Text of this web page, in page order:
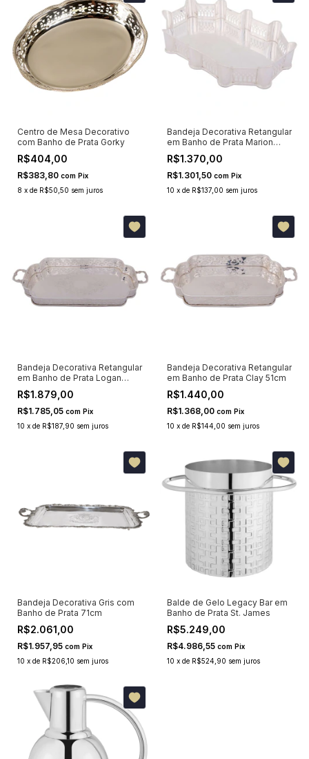
Centro de Mesa Decorativo
com Banho de Prata Gorky
R$404,00
R$383,80 com Pix
8 x de R$50,50 sem juros
Bandeja Decorativa Retangular
em Banho de Prata Marion
39cm
R$1.370,00
R$1.301,50 com Pix
10 x de R$137,00 sem juros
Bandeja Decorativa Retangular
em Banho de Prata Logan
60cm
R$1.879,00
R$1.785,05 com Pix
10 x de R$187,90 sem juros
Bandeja Decorativa Retangular
em Banho de Prata Clay 51cm
R$1.440,00
R$1.368,00 com Pix
10 x de R$144,00 sem juros
Bandeja Decorativa Gris com
Banho de Prata 71cm
R$2.061,00
R$1.957,95 com Pix
10 x de R$206,10 sem juros
Balde de Gelo Legacy Bar em
Banho de Prata St. James
R$5.249,00
R$4.986,55 com Pix
10 x de R$524,90 sem juros